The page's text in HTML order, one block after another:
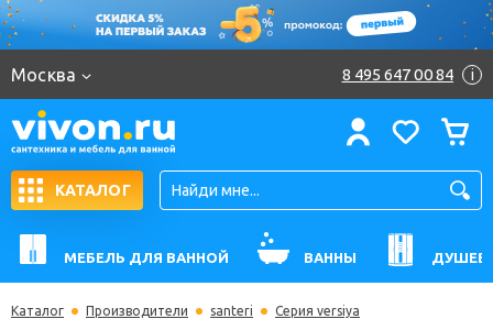
Москва 8 495 647 00 84 i
КАТАЛОГ
МЕБЕЛЬ ДЛЯ ВАННОЙ ВАННЫ
Каталог Производители santeri Серия versiya